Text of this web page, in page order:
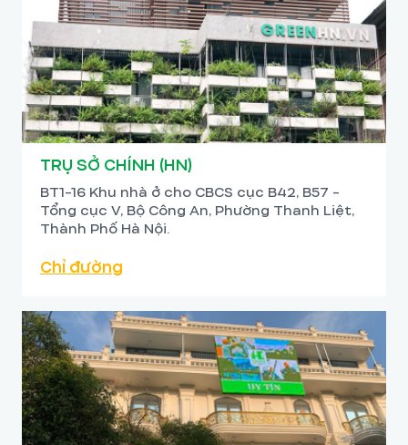
TRỤ SỞ CHÍNH (HN)
BT1-16 Khu nhà ở cho CBCS cục B42, B57 -
Tổng cục V, Bộ Công An, Phường Thanh Liệt,
Thành Phố Hà Nội.
Chỉ đường